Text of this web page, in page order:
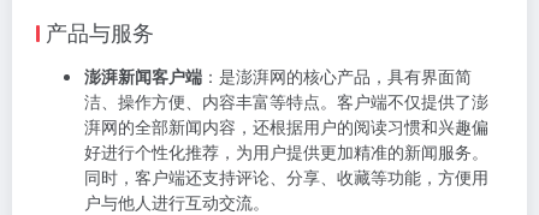
产品与服务
澎湃新闻客户端 ：是澎湃网的核心产品，具有界面简
洁、操作方便、内容丰富等特点。客户端不仅提供了澎
湃网的全部新闻内容，还根据用户的阅读习惯和兴趣偏
好进行个性化推荐，为用户提供更加精准的新闻服务。
同时，客户端还支持评论、分享、收藏等功能，方便用
户与他人进行互动交流。